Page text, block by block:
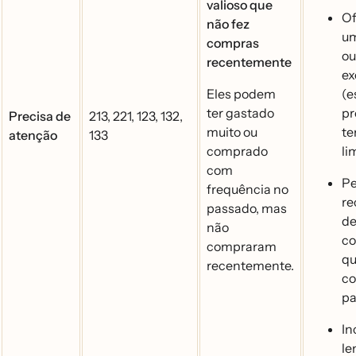
Precisa de
atenção
213, 221, 123, 132,
133
valioso que
não fez
compras
recentemente
Eles podem
ter gastado
muito ou
comprado
com
frequência no
passado, mas
não
compraram
recentemente.